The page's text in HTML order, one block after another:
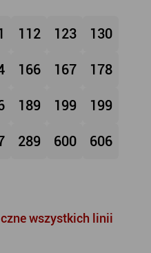
112 123 130
166 167 178
189 199 199
289 600 606
wszystkich linii